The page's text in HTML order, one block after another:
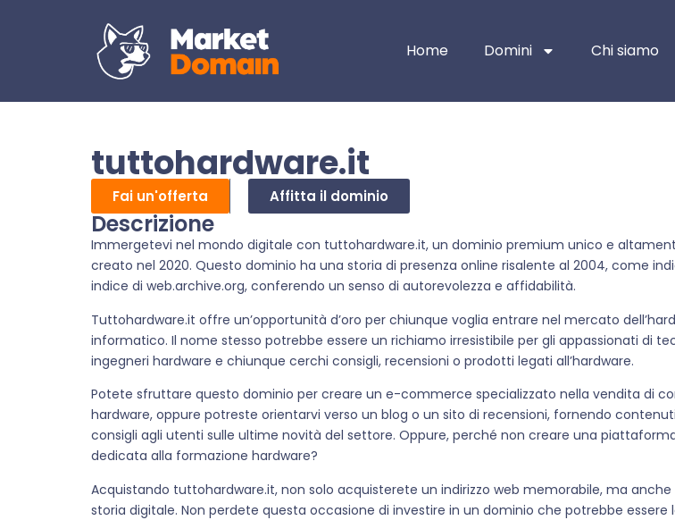
Home Domini Chi siamo
tuttohardware.it
Fai un'offerta Affitta il dominio
Descrizione
Immergetevi nel mondo digitale con tuttohardware.it, un dominio premium unico e
creato nel 2020. Questo dominio ha una storia di presenza online risalente al 2004, come
indice di web.archive.org, conferendo un senso di autorevolezza e affidabilità.
Tuttohardware.it offre un’opportunità d’oro per chiunque voglia entrare nel mercato
informatico. Il nome stesso potrebbe essere un richiamo irresistibile per gli appassionati di
ingegneri hardware e chiunque cerchi consigli, recensioni o prodotti legati all’hardware.
Potete sfruttare questo dominio per creare un e-commerce specializzato nella vendita di
hardware, oppure potreste orientarvi verso un blog o un sito di recensioni, fornendo
consigli agli utenti sulle ultime novità del settore. Oppure, perché non creare una
dedicata alla formazione hardware?
Acquistando tuttohardware.it, non solo acquisterete un indirizzo web memorabile, ma anche
storia digitale. Non perdete questa occasione di investire in un dominio che potrebbe essere